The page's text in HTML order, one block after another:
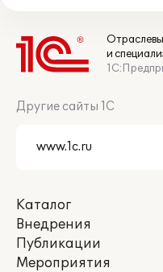
и
Другие сайты 1С
Каталог
Внедрения
Публикации
Мероприятия